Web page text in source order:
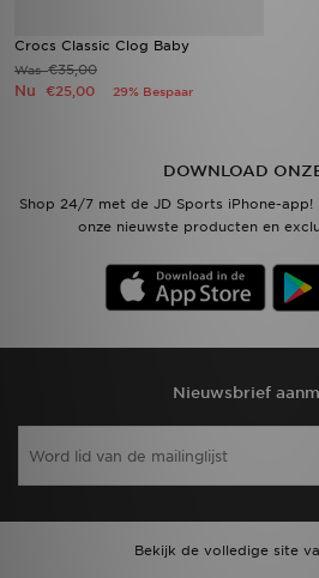
Crocs Classic Clog Baby
Was€35,00
Nu €25,00 29% Bespaar
DOWNLOAD
Shop 24/7 met de JD Sports iPhone-
onze nieuwste producten en
Nieuwsbrief
Bekijk de volledige site